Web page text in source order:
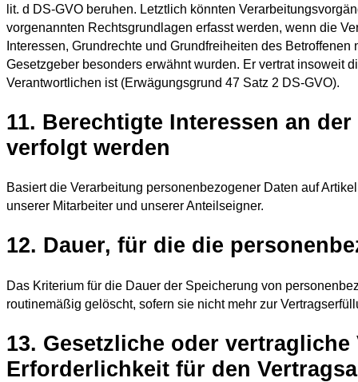
lit. d DS-GVO beruhen. Letztlich könnten
vorgenannten Rechtsgrundlagen erfasst werden, wenn die
Interessen, Grundrechte und Grundfreiheiten des
Gesetzgeber besonders erwähnt wurden. Er vertrat insoweit
Verantwortlichen ist (Erwägungsgrund 47 Satz 2 DS-GVO).
11. Berechtigte Interessen an
verfolgt werden
Basiert die Verarbeitung personenbezogener Daten auf
unserer Mitarbeiter und unserer Anteilseigner.
12. Dauer, für die die
Das Kriterium für die Dauer der Speicherung von
routinemäßig gelöscht, sofern sie nicht mehr zur
13. Gesetzliche oder
Erforderlichkeit für den